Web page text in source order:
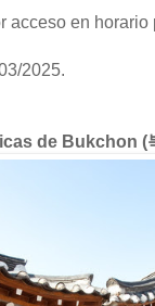
acceso en
2025.
de Bukchon (